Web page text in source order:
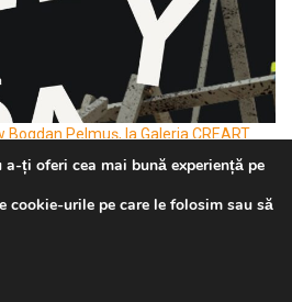
Bogdan Pelmuș, la Galeria CREART
Bogdan Pelmuș, la Galeria CREART
ți oferi cea mai bună experiență pe
cookie-urile pe care le folosim sau să